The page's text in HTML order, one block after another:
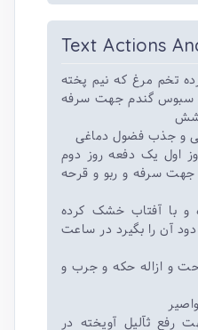
Text Actions
تخم مرغ که نیم پخته
سبوس گندم جهت سرفه
شش
و جذب فضول دماغی
اول یک دفعه روز دوم
سرفه و ربو و قرحه
و با آفتاب خشک کرده
آن را بگیرد در ساعت
و ازاله حکه و جرب و
رفع ثآلیل آویخته در